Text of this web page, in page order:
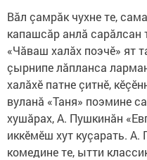
Вăл çамрăк чухне те,
капашсăр анлă сарăлсан
«Чăваш халăх поэчӗ» ят
çырнипе лăпланса
халăхӗ патне çитнӗ,
вуланă «Таня» поэмине
хушăрах, А. Пушкинăн
иккӗмӗш хут куçарать. А.
комедине те, ытти